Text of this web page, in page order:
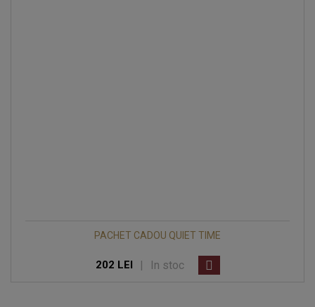
PACHET CADOU QUIET TIME
202 LEI | In stoc